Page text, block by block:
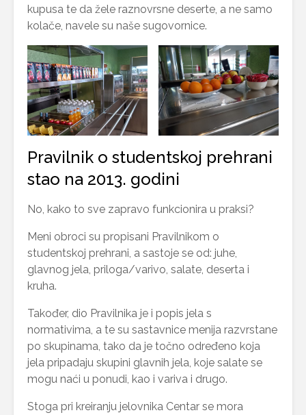
kupusa te da žele raznovrsne deserte, a ne samo
kolače, navele su naše sugovornice.
Pravilnik o studentskoj prehrani
stao na 2013. godini
No, kako to sve zapravo funkcionira u praksi?
Meni obroci su propisani Pravilnikom o
studentskoj prehrani, a sastoje se od: juhe,
glavnog jela, priloga/varivo, salate, deserta i
kruha.
Također, dio Pravilnika je i popis jela s
normativima, a te su sastavnice menija razvrstane
po skupinama, tako da je točno određeno koja
jela pripadaju skupini glavnih jela, koje salate se
mogu naći u ponudi, kao i variva i drugo.
Stoga pri kreiranju jelovnika Centar se mora